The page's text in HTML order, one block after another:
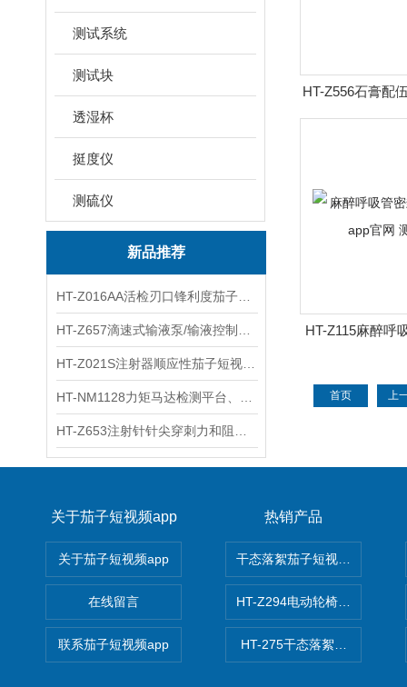
测试系统
测试块
透湿杯
挺度仪
测硫仪
新品推荐
HT-Z556石膏配
形开口模
HT-Z115麻醉呼
首页 上
关于茄子短视频app
关于茄子短视频app
在线留言
联系茄子短视频app
热销产品
干态落絮茄子短视频app官网
HT-Z294电动轮椅车耗电量
HT-275干态落絮茄子短视频